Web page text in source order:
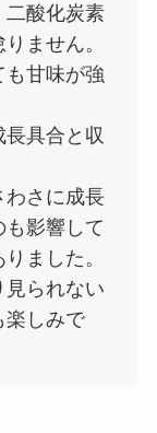
二酸化炭素
ません。
も甘味が強
具合と収
わさに成長
も影響して
ました。
見られない
楽しみで